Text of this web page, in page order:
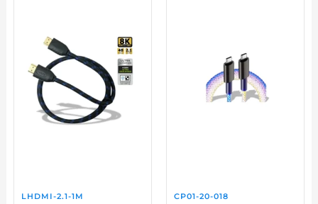
LHDMI-2.1-1M CP01-20-018